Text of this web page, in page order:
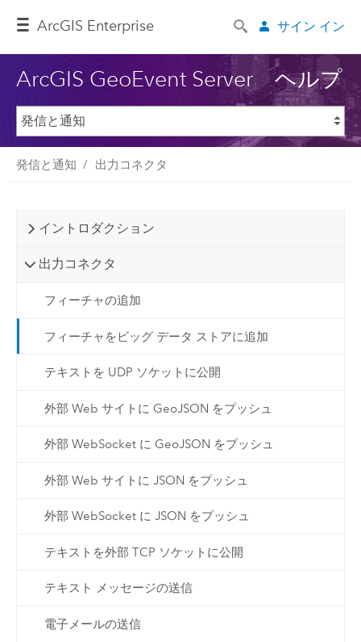
ArcGIS Enterprise サイン イン
ArcGIS GeoEvent Server ヘルプ
発信と通知 出力コネクタ
イントロダクション
出力コネクタ
フィーチャの追加
フィーチャをビッグ データ ストアに追加
テキストを UDP ソケットに公開
外部 Web サイトに GeoJSON をプッシュ
外部 WebSocket に GeoJSON をプッシュ
外部 Web サイトに JSON をプッシュ
外部 WebSocket に JSON をプッシュ
テキストを外部 TCP ソケットに公開
テキスト メッセージの送信
電子メールの送信